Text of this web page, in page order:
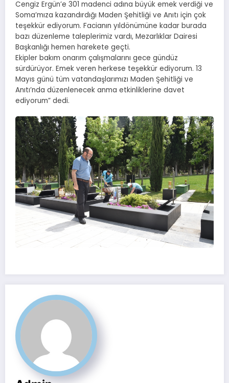
Cengiz Ergün’e 301 madenci adına büyük emek verdiği ve
Soma’mıza kazandırdığı Maden Şehitliği ve Anıtı için çok
teşekkür ediyorum. Facianın yıldönümüne kadar burada
bazı düzenleme taleplerimiz vardı, Mezarlıklar Dairesi
Başkanlığı hemen harekete geçti.
Ekipler bakım onarım çalışmalarını gece gündüz
sürdürüyor. Emek veren herkese teşekkür ediyorum. 13
Mayıs günü tüm vatandaşlarımızı Maden Şehitliği ve
Anıtı’nda düzenlenecek anma etkinliklerine davet
ediyorum” dedi.